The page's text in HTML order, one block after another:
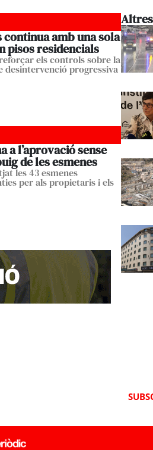
amb una sola
pisos residencials
els controls sobre la
desintervenció progressiva
a l’aprovació sense
de les esmenes
les 43 esmenes
per als propietaris i els